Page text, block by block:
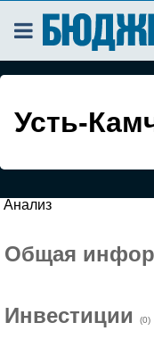
Усть-
Анализ
Общая
Инвестиции (0)